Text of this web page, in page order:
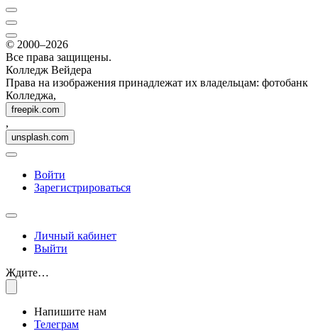
© 2000–2026
Все права защищены.
Колледж Вейдера
Права на изображения принадлежат их владельцам: фотобанк
Колледжа,
freepik.com
,
unsplash.com
Войти
Зарегистрироваться
Личный кабинет
Выйти
Ждите…
Напишите нам
Телеграм